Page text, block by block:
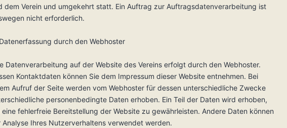
dem Verein und umgekehrt statt. Ein Auftrag zur Auftragsdatenverarbeitung ist
nicht erforderlich.
durch den Webhoster
Datenverarbeitung auf der Website des Vereins erfolgt durch den Webhoster.
Kontaktdaten können Sie dem Impressum dieser Website entnehmen. Bei
Aufruf der Seite werden vom Webhoster für dessen unterschiedliche Zwecke
personenbedingte Daten erhoben. Ein Teil der Daten wird erhoben,
eine fehlerfreie Bereitstellung der Website zu gewährleisten. Andere Daten können
Analyse Ihres Nutzerverhaltens verwendet werden.